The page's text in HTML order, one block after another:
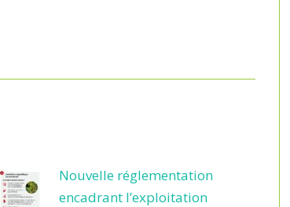
Nouvelle réglementation
encadrant l’exploitation